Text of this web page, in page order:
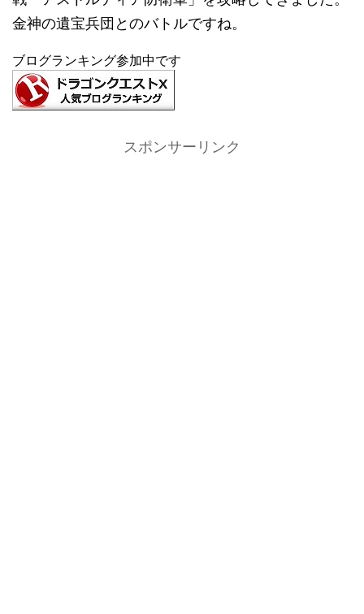
金神の遺宝兵団とのバトルですね。
ブログランキング参加中です
スポンサーリンク